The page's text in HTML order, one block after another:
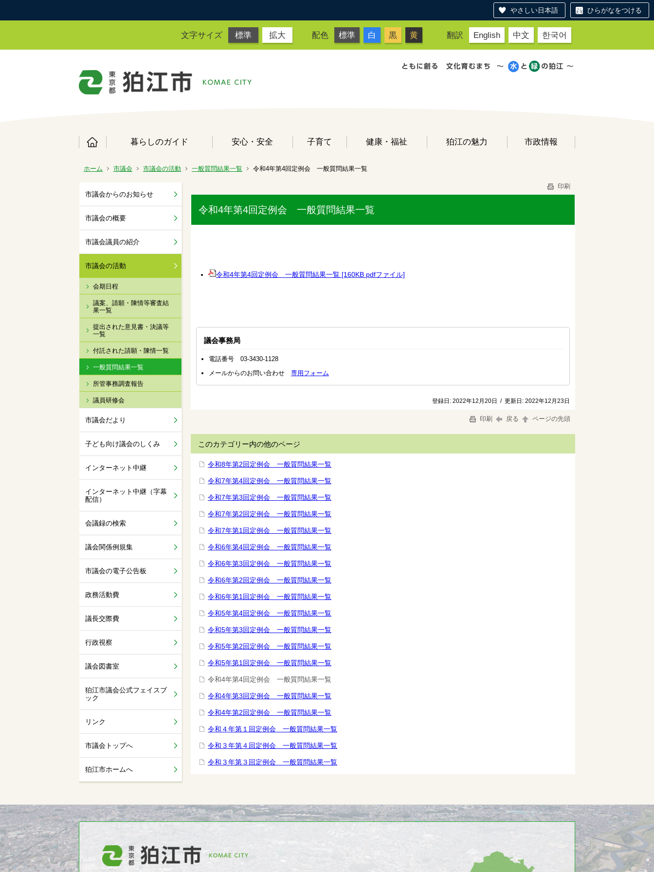
やさしい日本語 ひらがなをつける
文字サイズ 標準 拡大 配色 標準 白 黒 黄 翻訳 English 中文 한국어
暮らしのガイド 安心・安全 子育て 健康・福祉 狛江の魅力 市政情報
ホーム 市議会 市議会の活動 一般質問結果一覧 令和4年第4回定例会 一般質問結果一覧
市議会からのお知らせ
市議会の概要
市議会議員の紹介
市議会の活動
会期日程
議案、請願・陳情等審査結
果一覧
提出された意見書・決議等
一覧
付託された請願・陳情一覧
一般質問結果一覧
所管事務調査報告
議員研修会
市議会だより
子ども向け議会のしくみ
インターネット中継
インターネット中継（字幕
配信）
会議録の検索
議会関係例規集
市議会の電子公告板
政務活動費
議長交際費
行政視察
議会図書室
狛江市議会公式フェイスブ
ック
リンク
市議会トップへ
狛江市ホームへ
印刷
令和4年第4回定例会 一般質問結果一覧
令和4年第4回定例会 一般質問結果一覧 [160KB pdfファイル]
議会事務局
電話番号 03-3430-1128
メールからのお問い合わせ 専用フォーム
登録日: 2022年12月20日 / 更新日: 2022年12月23日
印刷 戻る ページの先頭
このカテゴリー内の他のページ
令和8年第2回定例会 一般質問結果一覧
令和7年第4回定例会 一般質問結果一覧
令和7年第3回定例会 一般質問結果一覧
令和7年第2回定例会 一般質問結果一覧
令和7年第1回定例会 一般質問結果一覧
令和6年第4回定例会 一般質問結果一覧
令和6年第3回定例会 一般質問結果一覧
令和6年第2回定例会 一般質問結果一覧
令和6年第1回定例会 一般質問結果一覧
令和5年第4回定例会 一般質問結果一覧
令和5年第3回定例会 一般質問結果一覧
令和5年第2回定例会 一般質問結果一覧
令和5年第1回定例会 一般質問結果一覧
令和4年第4回定例会 一般質問結果一覧
令和4年第3回定例会 一般質問結果一覧
令和4年第2回定例会 一般質問結果一覧
令和４年第１回定例会 一般質問結果一覧
令和３年第４回定例会 一般質問結果一覧
令和３年第３回定例会 一般質問結果一覧